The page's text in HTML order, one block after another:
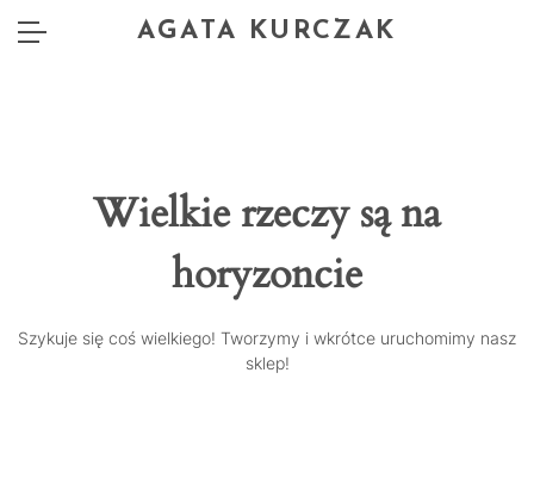
AGATA KURCZAK
Wielkie rzeczy są na
horyzoncie
Szykuje się coś wielkiego! Tworzymy i wkrótce uruchomimy nasz
sklep!